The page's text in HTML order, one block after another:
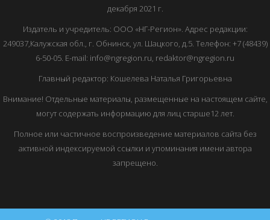
декабря 2021 г.
Издатель и учредитель: ООО «НГ-Регион». Адрес редакции:
249037,Калужская обл., г. Обнинск, ул. Шацкого, д.5. Телефон: +7 (48439)
6-50-05. E-mail: info@ngregion.ru, redaktor@ngregion.ru
Главный редактор: Кошелева Наталья Григорьевна
Внимание! Отдельные материалы, размещенные на настоящем сайте,
могут содержать информацию для лиц старше12 лет.
Полное или частичное воспроизведение материалов сайта без
активной индексируемой ссылки и упоминания имени автора
запрещено.